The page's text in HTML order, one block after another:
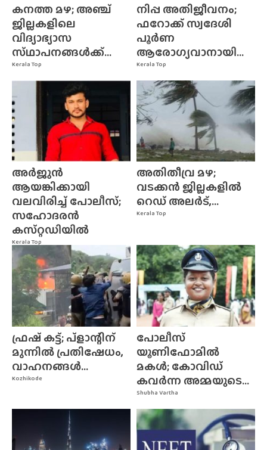
Kerala Top
കനത്ത മഴ; അഞ്ച്
ജില്ലകളിലെ
വിദ്യാഭ്യാസ
സ്‌ഥാപനങ്ങൾക്ക്‌...
Kerala Top
നിപ്പ അതിജീവനം;
ഫറോക്ക് സ്വദേശി
പൂർണ
ആരോഗ്യവാനായി...
Kerala Top
അർജുൻ
ആയങ്കിക്കായി
വലവിരിച്ച് പോലീസ്;
സഹോദരൻ
കസ്‌റ്റഡിയിൽ
Kerala Top
അതിതീവ്ര മഴ;
വടക്കൻ ജില്ലകളിൽ
റെഡ് അലർട്,...
Kozhikode
ഫ്രഷ് കട്ട്; പ്ളാന്റിന്
മുന്നിൽ പ്രതിഷേധം,
വാഹനങ്ങൾ...
Shubha Vartha
പോലീസ്
യൂണിഫോമിൽ
മകൾ; കോവിഡ്
കവർന്ന അമ്മയുടെ...